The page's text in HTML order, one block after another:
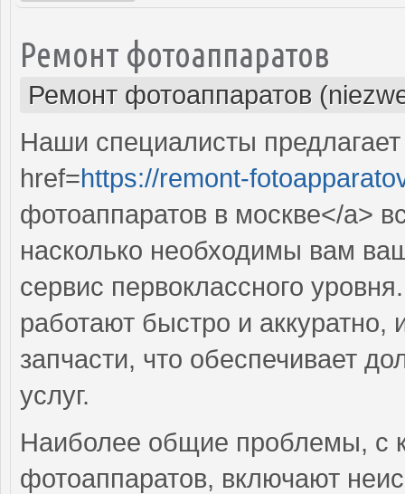
Ремонт фотоаппаратов
Ремонт фотоаппаратов
Наши специалисты
href=https://remont-
фотоаппаратов в москве</a>
насколько необходимы вам
сервис первоклассного
работают быстро и аккуратно,
запчасти, что обеспечивает
услуг.
Наиболее общие проблемы, с
фотоаппаратов, включают